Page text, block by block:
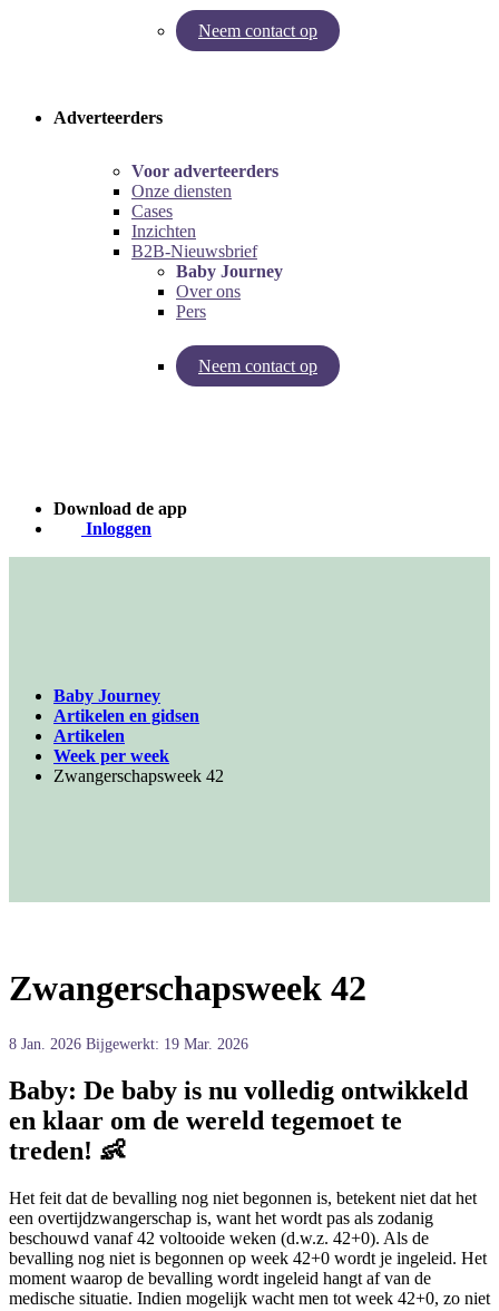
Neem contact op
Try our pregnancy calculator!
Adverteerders
Voor adverteerders
Onze diensten
Cases
Inzichten
B2B-Nieuwsbrief
Baby Journey
Over ons
Pers
Neem contact op
Inzichten van Baby Journey
Download de app
Inloggen
Baby Journey
Artikelen en gidsen
Artikelen
Week per week
Zwangerschapsweek 42
Zwangerschapsweek 42
8 Jan. 2026 Bijgewerkt: 19 Mar. 2026
Baby: De baby is nu volledig ontwikkeld
en klaar om de wereld tegemoet te
treden! 👶
Het feit dat de bevalling nog niet begonnen is, betekent niet dat het
een overtijdzwangerschap is, want het wordt pas als zodanig
beschouwd vanaf 42 voltooide weken (d.w.z. 42+0). Als de
bevalling nog niet is begonnen op week 42+0 wordt je ingeleid. Het
moment waarop de bevalling wordt ingeleid hangt af van de
medische situatie. Indien mogelijk wacht men tot week 42+0, zo niet